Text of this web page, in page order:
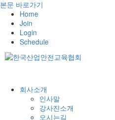
본문 바로가기
Home
Join
Login
Schedule
회사소개
인사말
강사진소개
오시는길